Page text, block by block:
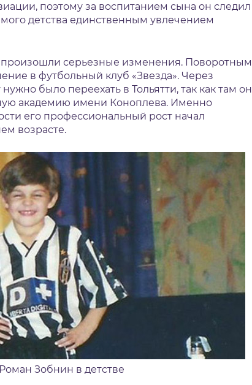
поэтому за воспитанием сына он следил
детства единственным увлечением
произошли серьезные изменения. Поворотным
в футбольный клуб «Звезда». Через
было переехать в Тольятти, так как там он
академию имени Коноплева. Именно
его профессиональный рост начал
возрасте.
Роман Зобнин в детстве